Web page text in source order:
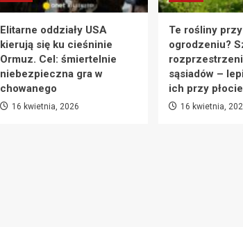
Elitarne oddziały USA
kierują się ku cieśninie
Ormuz. Cel: śmiertelnie
niebezpieczna gra w
chowanego
16 kwietnia, 2026
Te rośliny przy
ogrodzeniu?
sąsiadów –
ich przy płocie
16 kwietnia,